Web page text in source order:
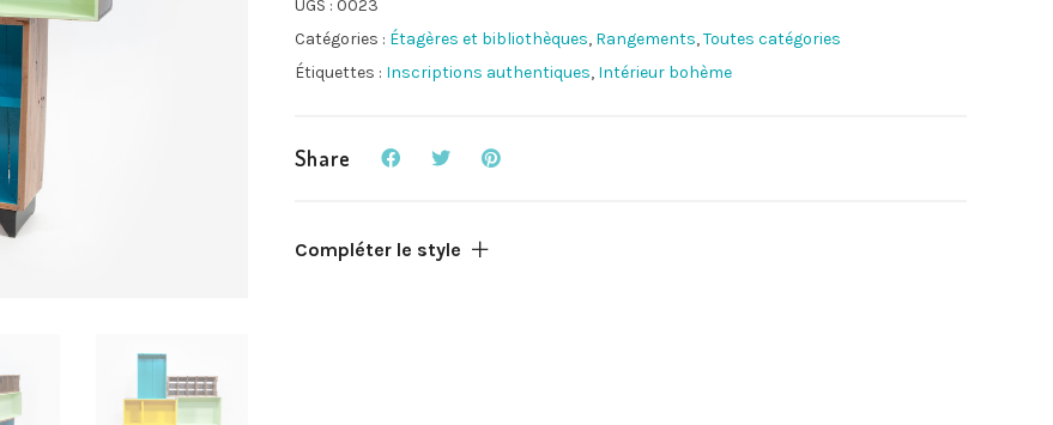
UGS : 0023
Catégories : Étagères et bibliothèques, Rangements,Toutes catégories
Étiquettes : Inscriptions authentiques, Intérieur bohème
Share
Compléter le style